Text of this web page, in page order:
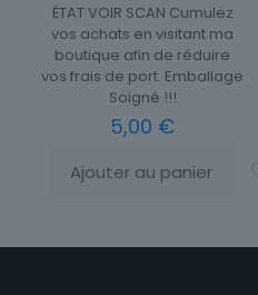
ÉTAT VOIR SCAN Cumulez
vos achats en visitant ma
boutique afin de réduire
vos frais de port. Emballage
Soigné !!!
5,00 €
Ajouter au panier